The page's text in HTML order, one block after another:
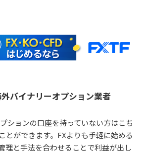
バイナリーオプション業者
ションの口座を持っていない方はこち
とができます。FXよりも手軽に始める
理と手法を合わせることで利益が出し